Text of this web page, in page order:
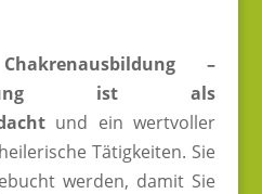
–
ist als
und ein wertvoller
Tätigkeiten. Sie
werden, damit Sie